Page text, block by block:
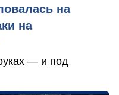
на
на
— и под